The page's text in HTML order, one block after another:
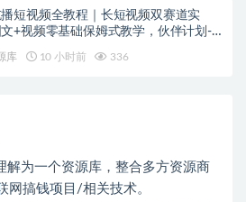
短视频全教程｜长短视频双赛道实
+视频零基础保姆式教学，伙伴计划-
库 10 小时前 336
为一个资源库，整合多方资源商
网搞钱项目/相关技术。